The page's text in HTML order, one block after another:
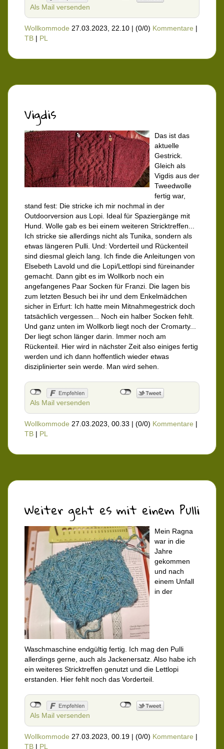
Als Mail versenden
Wollkommode 27.03.2023, 22.10 | (0/0) Kommentare |
TB | PL
Vigdis
Das ist das
aktuelle
Gestrick.
Gleich als
Vigdis aus der
Tweedwolle
fertig war,
stand fest: Die stricke ich mir nochmal in der
Outdoorversion aus Lopi. Ideal für Spaziergänge mit
Hund. Wolle gab es bei einem weiteren Stricktreffen...
Ich stricke sie allerdings nicht als Tunika, sondern als
etwas längeren Pulli. Und: Vorderteil und Rückenteil
sind diesmal gleich lang. Ich finde die Anleitungen von
Elsebeth Lavold und die Lopi/Lettlopi sind füreinander
gemacht. Dann gibt es im Wollkorb noch ein
angefangenes Paar Socken für Franzi. Die lagen bis
zum letzten Besuch bei ihr und dem Enkelmädchen
sicher in Erfurt: Ich hatte mein Mitnahmegestrick doch
tatsächlich vergessen... Noch ein halber Socken fehlt.
Und ganz unten im Wollkorb liegt noch der Cromarty...
Der liegt schon länger darin. Immer noch am
Rückenteil. Hier wird in nächster Zeit also einiges fertig
werden und ich dann hoffentlich wieder etwas
disziplinierter sein werde. Man wird sehen.
Als Mail versenden
Wollkommode 27.03.2023, 00.33 | (0/0) Kommentare |
TB | PL
Weiter geht es mit einem Pulli
Mein Ragna
war in die
Jahre
gekommen
und nach
einem Unfall
in der
Waschmaschine endgültig fertig. Ich mag den Pulli
allerdings gerne, auch als Jackenersatz. Also habe ich
ein weiteres Stricktreffen genutzt und die Lettlopi
erstanden. Hier fehlt noch das Vorderteil.
Als Mail versenden
Wollkommode 27.03.2023, 00.19 | (0/0) Kommentare |
TB | PL